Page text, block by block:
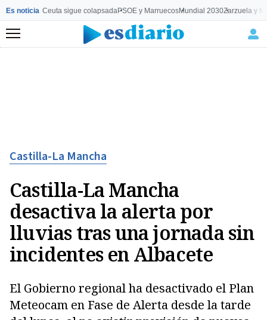
Es noticia Ceuta sigue colapsadaPSOE y MarruecosMundial 2030Zarzuela y
Menú
Castilla-La Mancha
Castilla-La Mancha
desactiva la alerta por
lluvias tras una jornada sin
incidentes en Albacete
El Gobierno regional ha desactivado el Plan
Meteocam en Fase de Alerta desde la tarde